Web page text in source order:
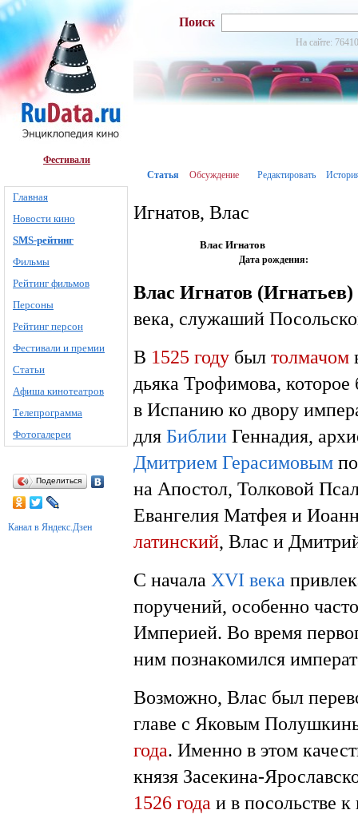
Фестивали
Главная
Новости кино
SMS-рейтинг
Фильмы
Рейтинг фильмов
Персоны
Рейтинг персон
Фестивали и премии
Статьи
Афиша кинотеатров
Телепрограмма
Фотогалереи
Поделиться
Канал в Яндекс.Дзен
Поиск
На сайте:
Статья Обсуждение Редактировать
Игнатов, Влас
Влас Игнатов
Дата рождения:
Влас Игнатов (Игнатьев)
века, служаший
В 1525 году был толмачом
дьяка Трофимова,
в Испанию ко двору
для Библии Геннадия,
Дмитрием Герасимовым
на Апостол, Толковой
Евангелия Матфея и
латинский, Влас и
С начала XVI века
поручений, особенно
Империей. Во время
ним познакомился
Возможно, Влас был
главе с Яковым
года. Именно в этом
князя Засекина-
1526 года и в посольстве